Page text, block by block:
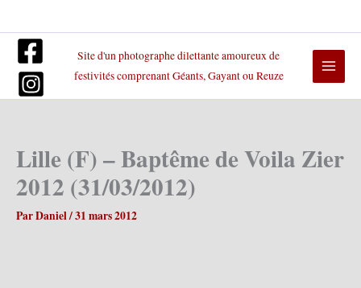
contenu
Site d'un photographe dilettante amoureux de
festivités comprenant Géants, Gayant ou Reuze
Lille (F) – Baptême de Voila Zier
2012 (31/03/2012)
ParDaniel/31 mars 2012